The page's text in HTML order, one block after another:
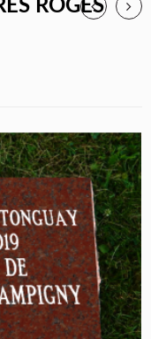
ROGES